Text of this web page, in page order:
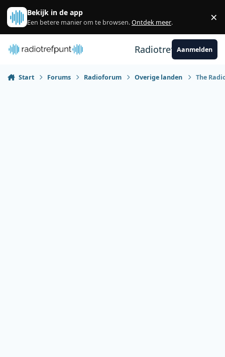
Spring naar bijdragen
Bekijk in de app
Een betere manier om te browsen.Ontdek meer. ×
RadiotrefpuntAanmelden
Start Forums Radioforum Overige landen The